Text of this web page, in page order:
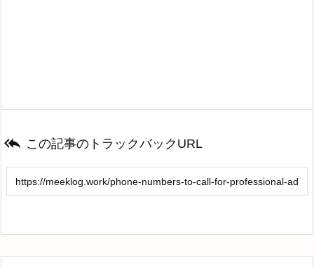
 この記事のトラックバックURL